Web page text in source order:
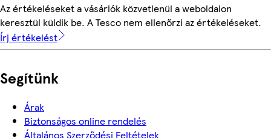
Az értékeléseket a vásárlók közvetlenül a weboldalon
keresztül küldik be. A Tesco nem ellenőrzi az értékeléseket.
Írj értékelést
Segítünk
Árak
Biztonságos online rendelés
Általános Szerződési Feltételek